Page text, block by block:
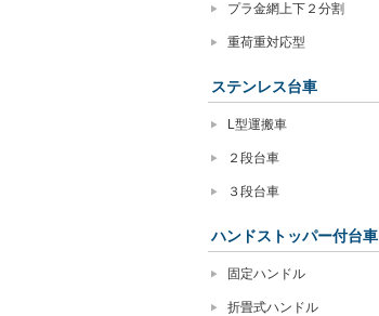
プラ金網上下２分割
重荷重対応型
ステンレス台車
L型運搬車
２段台車
３段台車
ハンドストッパー付台車
固定ハンドル
折畳式ハンドル